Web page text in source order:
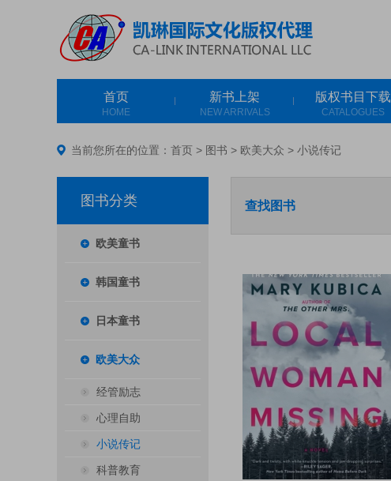
首页
HOME
新书上架
NEW ARRIVALS
版权书目下载
CATALOGUES
当前您所在的位置： 首页 > 图书 > 欧美大众 > 小说传记
图书分类
欧美童书
韩国童书
日本童书
欧美大众
经管励志
心理自助
小说传记
科普教育
查找图书